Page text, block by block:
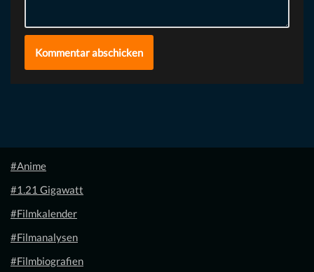
#Anime
#1.21 Gigawatt
#Filmkalender
#Filmanalysen
#Filmbiografien